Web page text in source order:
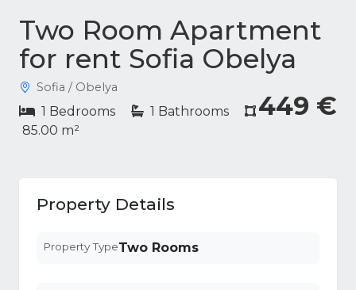
Two Room Apartment
for rent Sofia Obelya
449 €
Sofia / Obelya
1 Bedrooms
1 Bathrooms
85.00 m²
Property Details
Property TypeTwo Rooms